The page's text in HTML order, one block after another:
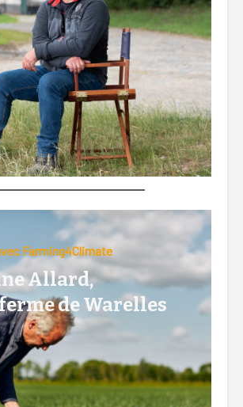
ici…
Farming4Climate
Allard,
de Warelles